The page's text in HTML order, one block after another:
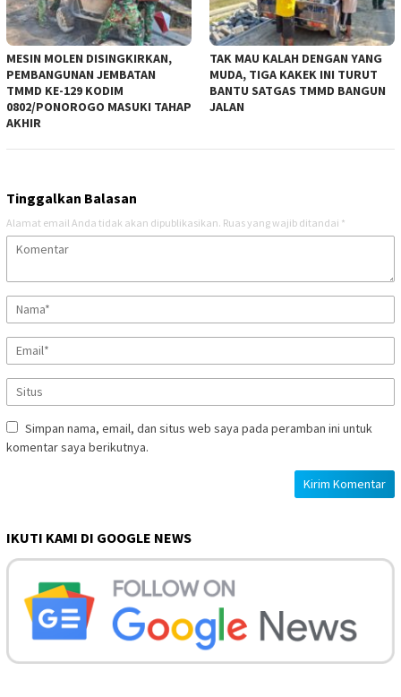
MESIN MOLEN DISINGKIRKAN,
PEMBANGUNAN JEMBATAN
TMMD KE-129 KODIM
0802/PONOROGO MASUKI TAHAP
AKHIR
TAK MAU KALAH DENGAN YANG
MUDA, TIGA KAKEK INI TURUT
BANTU SATGAS TMMD BANGUN
JALAN
Tinggalkan Balasan
Alamat email Anda tidak akan dipublikasikan. Ruas yang wajib ditandai *
Simpan nama, email, dan situs web saya pada peramban ini untuk
komentar saya berikutnya.
IKUTI KAMI DI GOOGLE NEWS